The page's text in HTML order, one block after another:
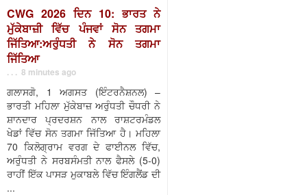
CWG 2026 ਦਿਨ 10: ਭਾਰਤ ਨੇ
ਮੁੱਕੇਬਾਜ਼ੀ ਵਿੱਚ ਪੰਜਵਾਂ ਸੋਨ ਤਗਮਾ
ਜਿੱਤਿਆ:ਅਰੁੰਧਤੀ ਨੇ ਸੋਨ ਤਗਮਾ
ਜਿੱਤਿਆ
. . . 8 minutes ago
ਗਲਾਸਗੋ, 1 ਅਗਸਤ (ਇੰਟਰਨੈਸ਼ਨਲ) –
ਭਾਰਤੀ ਮਹਿਲਾ ਮੁੱਕੇਬਾਜ਼ ਅਰੁੰਧਤੀ ਚੌਧਰੀ ਨੇ
ਸ਼ਾਨਦਾਰ ਪ੍ਰਦਰਸ਼ਨ ਨਾਲ ਰਾਸ਼ਟਰਮੰਡਲ
ਖੇਡਾਂ ਵਿੱਚ ਸੋਨ ਤਗਮਾ ਜਿੱਤਿਆ ਹੈ। ਮਹਿਲਾ
70 ਕਿਲੋਗ੍ਰਾਮ ਵਰਗ ਦੇ ਫਾਈਨਲ ਵਿੱਚ,
ਅਰੁੰਧਤੀ ਨੇ ਸਰਬਸੰਮਤੀ ਨਾਲ ਫੈਸਲੇ (5-0)
ਰਾਹੀਂ ਇੱਕ ਪਾਸੜ ਮੁਕਾਬਲੇ ਵਿੱਚ ਇੰਗਲੈਂਡ ਦੀ
...